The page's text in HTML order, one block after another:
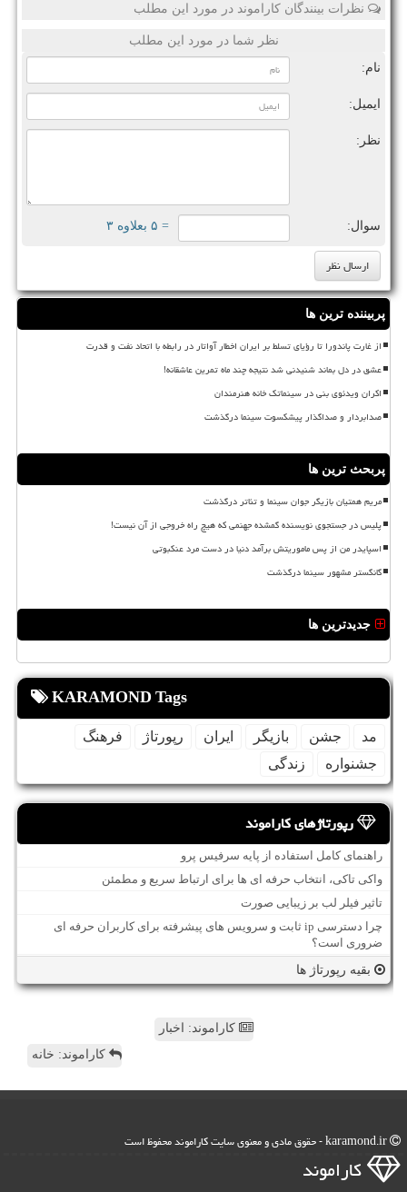
نظرات بینندگان کاراموند در مورد این مطلب
نظر شما در مورد این مطلب
نام:
ایمیل:
نظر:
سوال: = ۵ بعلاوه ۳
پربیننده ترین ها
از غارت پاندورا تا رؤیای تسلط بر ایران اخطار آواتار در رابطه با اتحاد نفت و قدرت
عشق در دل بماند شنیدنی شد نتیجه چند ماه تمرین عاشقانه!
اکران ویدئوی بنی در سینماتک خانه هنرمندان
صدابردار و صداگذار پیشکسوت سینما درگذشت
پربحث ترین ها
مریم همتیان بازیگر جوان سینما و تئاتر درگذشت
پلیس در جستجوی نویسنده گمشده جهنمی که هیچ راه خروجی از آن نیست!
اسپایدر من از پس ماموریتش برآمد دنیا در دست مرد عنکبوتی
گانگستر مشهور سینما درگذشت
جدیدترین ها
KARAMOND Tags
مد جشن بازیگر ایران رپورتاژ
فرهنگ
جشنواره
زندگی
رپورتاژهای کاراموند
راهنمای کامل استفاده از پایه سرفیس پرو
واکی تاکی، انتخاب حرفه ای ها برای ارتباط سریع و مطمئن
تاثیر فیلر لب بر زیبایی صورت
چرا دسترسی ip ثابت و سرویس های پیشرفته برای کاربران حرفه ای
ضروری است؟
بقیه رپورتاژ ها
کاراموند: اخبار
کاراموند: خانه
كاراموند